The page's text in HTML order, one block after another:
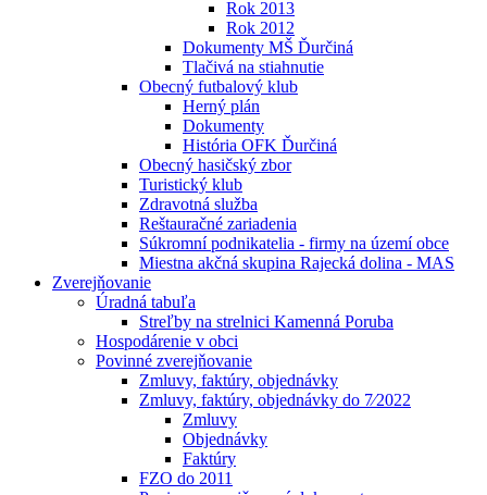
Rok 2013
Rok 2012
Dokumenty MŠ Ďurčiná
Tlačivá na stiahnutie
Obecný futbalový klub
Herný plán
Dokumenty
História OFK Ďurčiná
Obecný hasičský zbor
Turistický klub
Zdravotná služba
Reštauračné zariadenia
Súkromní podnikatelia - firmy na území obce
Miestna akčná skupina Rajecká dolina - MAS
Zverejňovanie
Úradná tabuľa
Streľby na strelnici Kamenná Poruba
Hospodárenie v obci
Povinné zverejňovanie
Zmluvy, faktúry, objednávky
Zmluvy, faktúry, objednávky do 7⁄2022
Zmluvy
Objednávky
Faktúry
FZO do 2011